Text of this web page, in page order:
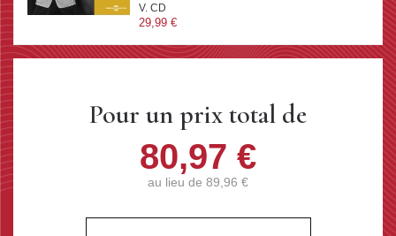
V. CD
29,99 €
Pour un prix total de
80,97 €
au lieu de 89,96 €